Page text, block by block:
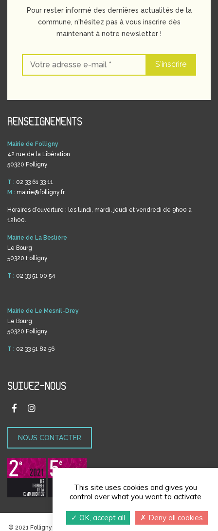
Pour rester informé des dernières actualités de la
commune, n'hésitez pas à vous inscrire dès
maintenant à notre newsletter !
RENSEIGNEMENTS
Mairie de Folligny
42 rue de la Libération
50320 Folligny
T : 02 33 61 33 11
M : mairie@folligny.fr
Horaires d’ouverture : les lundi, mardi, jeudi et vendredi de 9h00 à
12h00.
Mairie de La Beslière
Le Bourg
50320 Folligny
T : 02 33 51 00 54
Mairie de Le Mesnil-Drey
Le Bourg
50320 Folligny
T : 02 33 51 82 56
SUIVEZ-NOUS
NOUS CONTACTER
© 2021 Folligny | Réalisé par
This site uses cookies and gives you
control over what you want to activate
OK, accept all Deny all cookies